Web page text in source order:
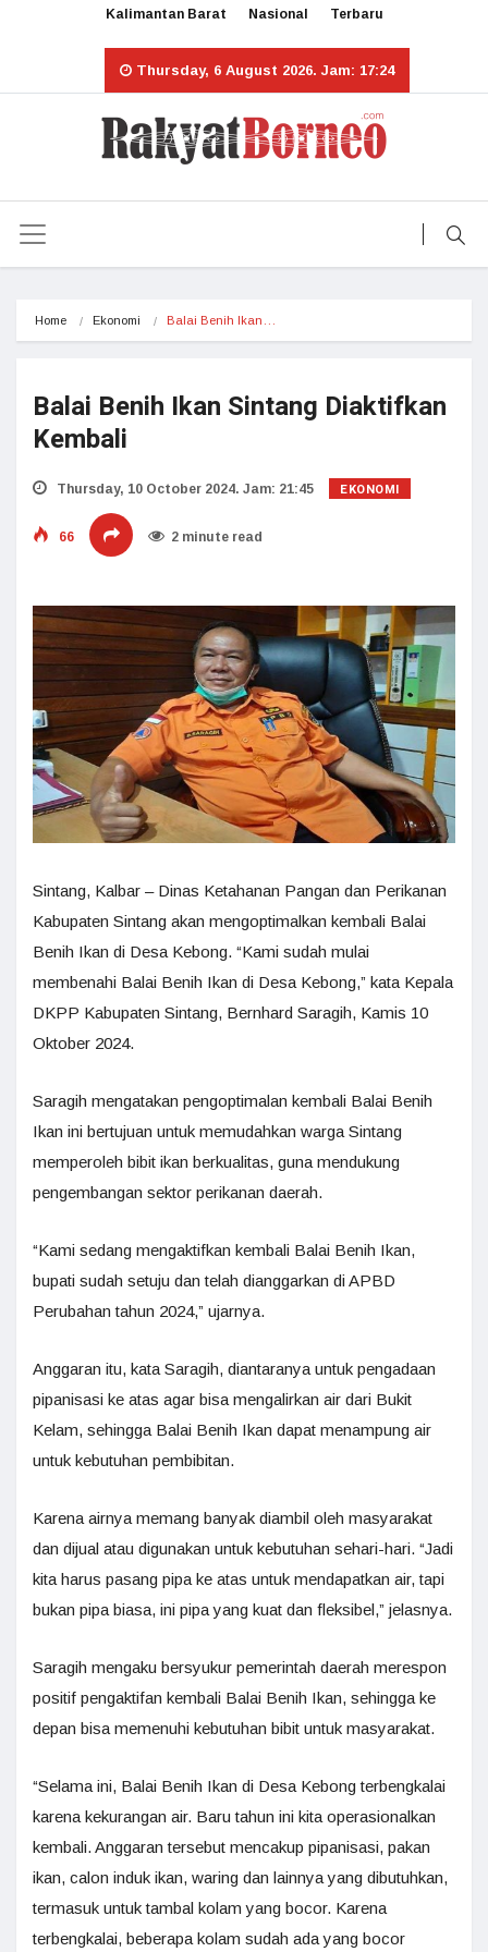
Kalimantan Barat Nasional Terbaru
Thursday, 6 August 2026. Jam: 17:24
Home Ekonomi Balai Benih Ikan…
Balai Benih Ikan Sintang Diaktifkan
Kembali
Thursday, 10 October 2024. Jam: 21:45 EKONOMI
66 2 minute read
Sintang, Kalbar – Dinas Ketahanan Pangan dan Perikanan
Kabupaten Sintang akan mengoptimalkan kembali Balai
Benih Ikan di Desa Kebong. “Kami sudah mulai
membenahi Balai Benih Ikan di Desa Kebong,” kata Kepala
DKPP Kabupaten Sintang, Bernhard Saragih, Kamis 10
Oktober 2024.
Saragih mengatakan pengoptimalan kembali Balai Benih
Ikan ini bertujuan untuk memudahkan warga Sintang
memperoleh bibit ikan berkualitas, guna mendukung
pengembangan sektor perikanan daerah.
“Kami sedang mengaktifkan kembali Balai Benih Ikan,
bupati sudah setuju dan telah dianggarkan di APBD
Perubahan tahun 2024,” ujarnya.
Anggaran itu, kata Saragih, diantaranya untuk pengadaan
pipanisasi ke atas agar bisa mengalirkan air dari Bukit
Kelam, sehingga Balai Benih Ikan dapat menampung air
untuk kebutuhan pembibitan.
Karena airnya memang banyak diambil oleh masyarakat
dan dijual atau digunakan untuk kebutuhan sehari-hari. “Jadi
kita harus pasang pipa ke atas untuk mendapatkan air, tapi
bukan pipa biasa, ini pipa yang kuat dan fleksibel,” jelasnya.
Saragih mengaku bersyukur pemerintah daerah merespon
positif pengaktifan kembali Balai Benih Ikan, sehingga ke
depan bisa memenuhi kebutuhan bibit untuk masyarakat.
“Selama ini, Balai Benih Ikan di Desa Kebong terbengkalai
karena kekurangan air. Baru tahun ini kita operasionalkan
kembali. Anggaran tersebut mencakup pipanisasi, pakan
ikan, calon induk ikan, waring dan lainnya yang dibutuhkan,
termasuk untuk tambal kolam yang bocor. Karena
terbengkalai, beberapa kolam sudah ada yang bocor